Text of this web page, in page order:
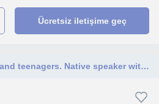
Ücretsiz iletişime geç
Italian teacher for adults and teenagers. Native speaker with language degree and experience teaching Italian online.